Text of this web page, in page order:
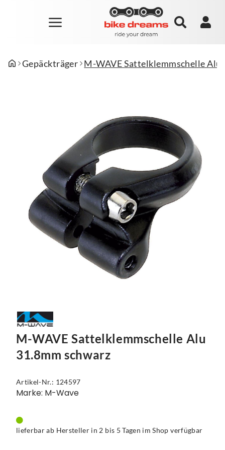
Gepäckträger M-WAVE Sattelklemmschelle Alu
M-WAVE Sattelklemmschelle Alu
31.8mm schwarz
Artikel-Nr.: 124597
Marke: M-Wave
lieferbar ab Hersteller in 2 bis 5 Tagen im Shop verfügbar